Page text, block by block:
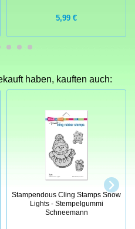
5,99 €
haben, kauften auch:
Stampendous Cling Stamps Snow
Lights - Stempelgummi
Schneemann